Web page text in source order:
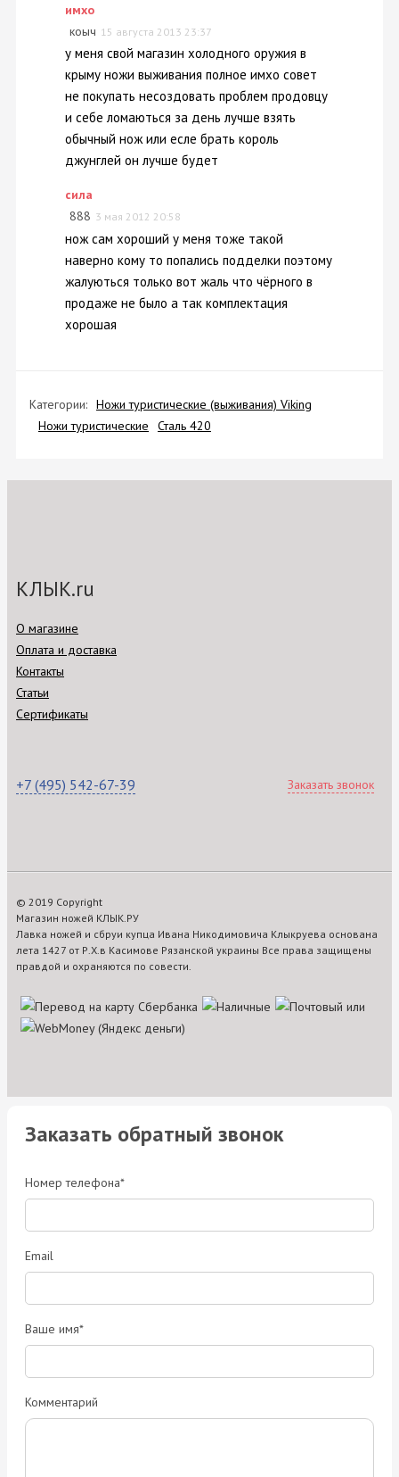
имхо
коыч 15 августа 2013 23:37
у меня свой магазин холодного оружия в
крыму ножи выживания полное имхо совет
не покупать несоздовать проблем продовцу
и себе ломаються за день лучше взять
обычный нож или есле брать король
джунглей он лучше будет
сила
888 3 мая 2012 20:58
нож сам хороший у меня тоже такой
наверно кому то попались подделки поэтому
жалуються только вот жаль что чёрного в
продаже не было а так комплектация
хорошая
Категории: Ножи туристические (выживания) Viking
Ножи туристические
Сталь 420
КЛЫК.ru
О магазине
Оплата и доставка
Контакты
Статьи
Сертификаты
+7 (495) 542-67-39 Заказать звонок
© 2019 Copyright
Магазин ножей КЛЫК.РУ
Лавка ножей и сбруи купца Ивана Никодимовича Клыкруева основана
лета 1427 от Р.Х.в Касимове Рязанской украины Все права защищены
правдой и охраняются по совести.
Заказать обратный звонок
Номер телефона*
Email
Ваше имя*
Комментарий